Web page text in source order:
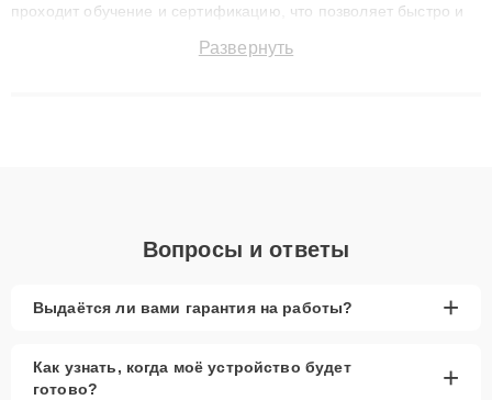
проходит обучение и сертификацию, что позволяет быстро и
сохранением гарантии до 3 лет. Наши мастера решают
Развернуть
Вопросы и ответы
Выдаётся ли вами гарантия на работы? +
Как узнать, когда моё устройство будет
готово?
+